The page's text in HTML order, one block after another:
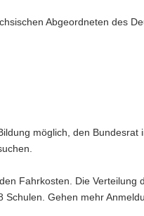
Abgeordneten des
möglich, den Bundesrat
Fahrkosten. Die Verteilung
Gehen mehr